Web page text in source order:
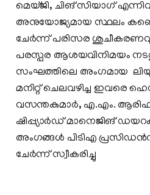
മെയ്ജി, ചിങ് സിയാഗ്
അനുയോജ്യമായ സ്ഥലം
ചേര്‍ന്ന് പരിസര
പരസ്പര ആശയവിനിമയം
സംഘത്തിലെ അംഗമായ
മനിറ്റ് ചെലവഴിച്ച ഇവരെ
വസന്തകുമാര്‍, എ.എം.
ഷിപ്പ്യാര്‍ഡ് മാനെജിങ്
അംഗങ്ങള്‍ പിടിഎ
ചേര്‍ന്ന് സ്വീകരിച്ചു